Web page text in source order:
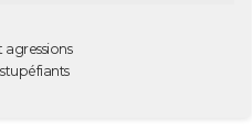
agressions